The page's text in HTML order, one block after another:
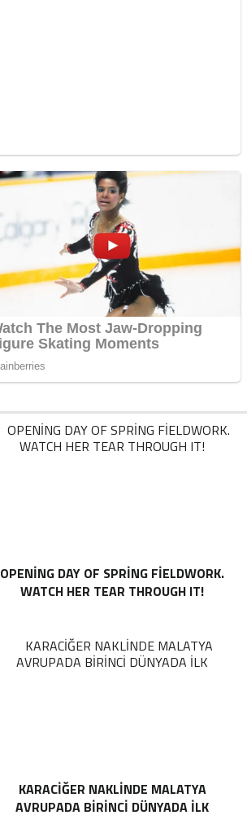
OPENING DAY OF SPRING FIELDWORK.
WATCH HER TEAR THROUGH IT!
KARACIĞER NAKLINDE MALATYA
AVRUPADA BIRINCI DÜNYADA İLK